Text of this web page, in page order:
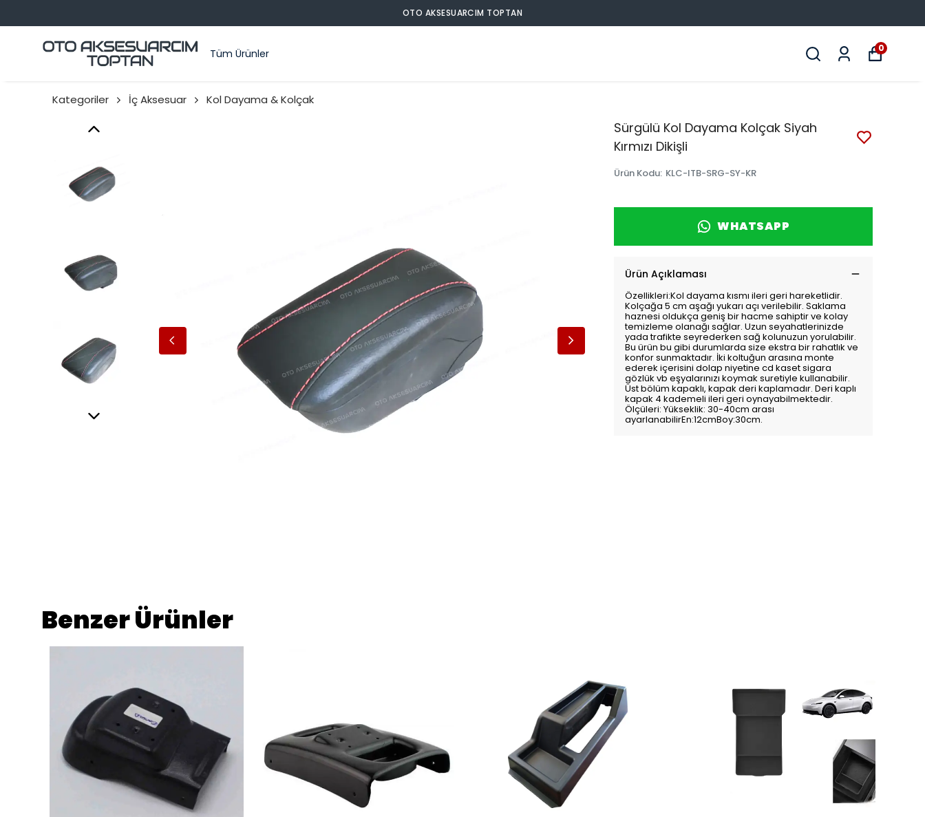
OTO AKSESUARCIM TOPTAN
Tüm Ürünler 0
Kategoriler İç Aksesuar Kol Dayama & Kolçak
Sürgülü Kol Dayama Kolçak Siyah
Kırmızı Dikişli
Ürün Kodu: KLC-ITB-SRG-SY-KR
WHATSAPP
Ürün Açıklaması
Özellikleri:Kol dayama kısmı ileri geri hareketlidir.
Kolçağa 5 cm aşağı yukarı açı verilebilir. Saklama
haznesi oldukça geniş bir hacme sahiptir ve kolay
temizleme olanağı sağlar. Uzun seyahatlerinizde
yada trafikte seyrederken sağ kolunuzun yorulabilir.
Bu ürün bu gibi durumlarda size ekstra bir rahatlık ve
konfor sunmaktadır. İki koltuğun arasına monte
ederek içerisini dolap niyetine cd kaset sigara
gözlük vb eşyalarınızı koymak suretiyle kullanabilir.
Üst bölüm kapaklı, kapak deri kaplamadır. Deri kaplı
kapak 4 kademeli ileri geri oynayabilmektedir.
Ölçüleri: Yükseklik: 30-40cm arası
ayarlanabilirEn:12cmBoy:30cm.
Benzer Ürünler